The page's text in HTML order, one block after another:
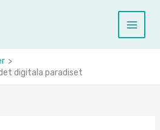
Main
digitala paradiset